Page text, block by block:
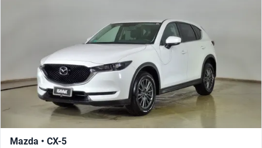
Mazda • CX-5